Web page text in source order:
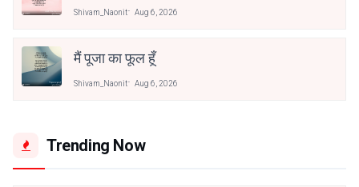
Shivam_Naonit Aug 6, 2026
मैं पूजा का फूल हूँ
Shivam_Naonit Aug 6, 2026
Trending Now